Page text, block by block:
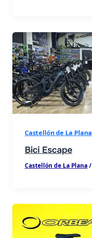
Castellón de La Plana
Bici Escape
Castellón de La Plana/